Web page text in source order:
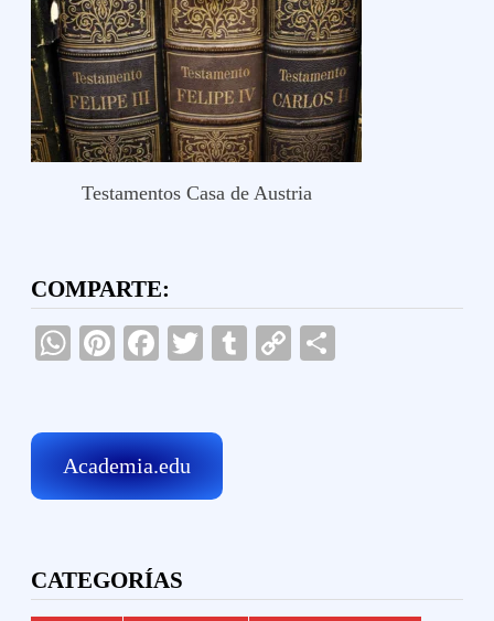
Testamentos Casa de Austria
COMPARTE:
WhatsApp
Pinterest
Facebook
TwitterTumblr
Copy
Academia.edu
CATEGORÍAS